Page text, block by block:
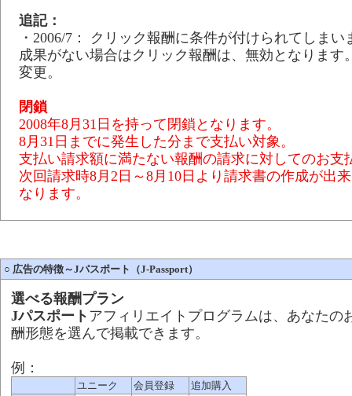
追記：
・2006/7： クリック報酬に条件が付けられてしまい
成果がない場合はクリック報酬は、無効となります
変更。
閉鎖
2008年8月31日を持って閉鎖となります。
8月31日までに発生した分まで支払い対象。
支払い請求額に満たない報酬の請求に対してのお支
次回請求時8月2日～8月10日より請求書の作成が出
なります。
○ 広告の特徴～Jパスポート（J-Passport）
選べる報酬プラン
Jパスポート アフィリエイトプログラムは、あなたの
酬形態を選んで掲載できます。
例：
ユニーク 会員登録
追加購入